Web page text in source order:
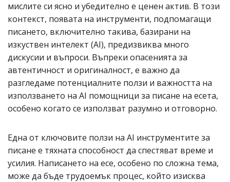
мислите си ясно и убедително е ценен актив. В този
контекст, появата на инструменти, подпомагащи
писането, включително такива, базирани на
изкуствен интелект (AI), предизвиква много
дискусии и въпроси. Въпреки опасенията за
автентичност и оригиналност, е важно да
разгледаме потенциалните ползи и важността на
използването на AI помощници за писане на есета,
особено когато се използват разумно и отговорно.
Една от ключовите ползи на AI инструментите за
писане е тяхната способност да спестяват време и
усилия. Написането на есе, особено по сложна тема,
може да бъде трудоемък процес, който изисква